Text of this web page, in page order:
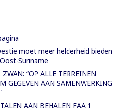
moet meer helderheid bieden
Suriname
“OP ALLE TERREINEN
GEGEVEN AAN SAMENWERKING
AAN BEHALEN FAA 1